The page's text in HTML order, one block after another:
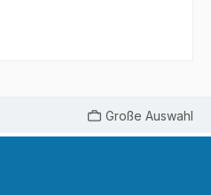
Große Auswahl